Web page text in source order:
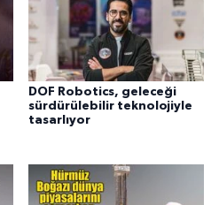
DOF Robotics, geleceği
sürdürülebilir teknolojiyle
tasarlıyor